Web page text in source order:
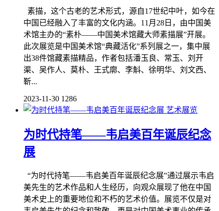
素描，这个古老的艺术形式，源自17世纪中叶，如今在
中国已经融入了丰富的文化内涵。11月28日，由中国美
术馆主办的“素朴——中国美术馆藏大师素描展”开展。
此次展览是中国美术馆“典藏活化”系列展之一，集中展
出38件馆藏素描精品，作者包括潘玉良、常玉、刘开
渠、吴作人、莫朴、王式廓、李斛、徐明华、刘文西、
靳...
2023-11-30 1286
艺术展览
为时代持笔——韦启美百年诞辰纪念
展
“为时代持笔——韦启美百年诞辰纪念展”通过展示韦启
美先生的艺术作品和人生经历，向观众展现了他在中国
美术史上的重要地位和不朽的艺术价值。展览不仅是对